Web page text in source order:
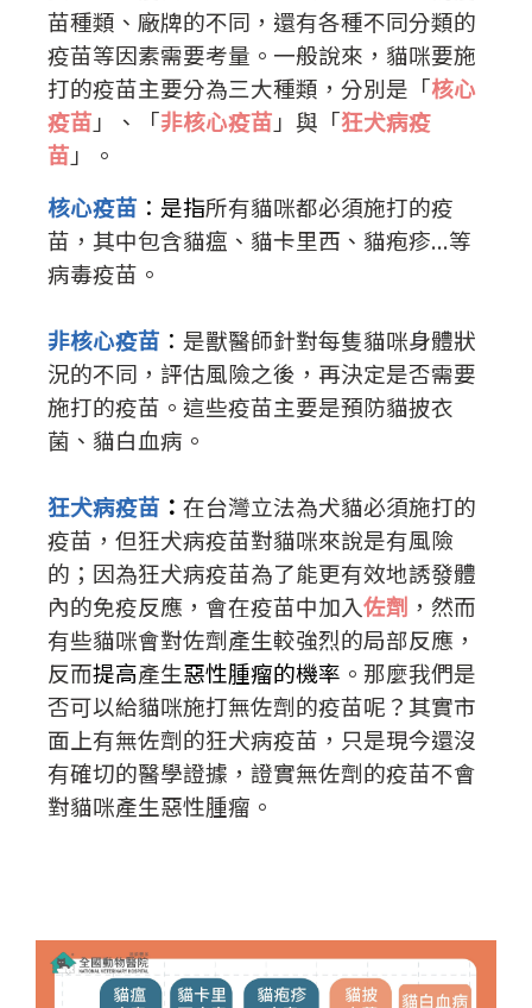
苗種類、廠牌的不同，還有各種不同分類的
疫苗等因素需要考量。 一般說來，貓咪要施
打的疫苗主要分為三大種類，分別是「核心
疫苗 」、「非核心疫苗 」與「狂犬病疫
苗 」。
核心疫苗 ： 是指所有貓咪都必須施打的疫
苗，其中包含貓瘟、貓卡里西、貓疱疹...等
病毒疫苗。
非核心疫苗 ： 是獸醫師針對每隻貓咪身體狀
況的不同，評估風險之後，再決定是否需要
施打的疫苗。這些疫苗主要是預防貓披衣
菌、貓白血病。
狂犬病疫苗 ： 在台灣立法為犬貓必須施打的
疫苗，但狂犬病疫苗對貓咪來說是有風險
的；因為狂犬病疫苗為了能更有效地誘發體
內的免疫反應，會在疫苗中加入佐劑 ，然而
有些貓咪會對佐劑產生較強烈的局部反應，
反而提高產生惡性腫瘤的機率 。那麼我們是
否可以給貓咪施打無佐劑的疫苗呢？其實市
面上有無佐劑的狂犬病疫苗，只是現今還沒
有確切的醫學證據，證實無佐劑的疫苗不會
對貓咪產生惡性腫瘤。